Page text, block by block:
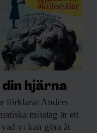
hjärna
förklarar Anders
misstag är ett
vi kan göra åt